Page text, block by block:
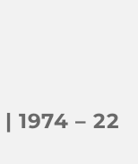
1974 – 22